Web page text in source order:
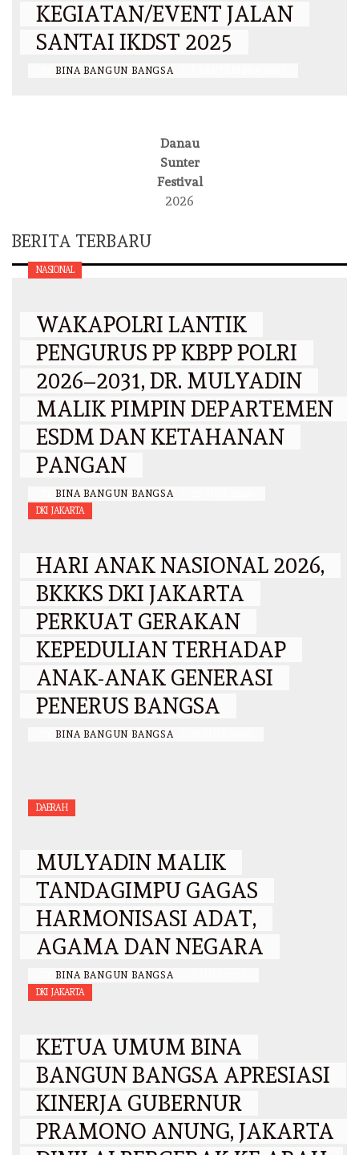
KEGIATAN/EVENT JALAN
SANTAI IKDST 2025
BINA BANGUN BANGSA
Danau
Sunter
Festival
2026
BERITA TERBARU
NASIONAL
WAKAPOLRI LANTIK
PENGURUS PP KBPP POLRI
2026–2031, DR. MULYADIN
MALIK PIMPIN DEPARTEMEN
ESDM DAN KETAHANAN
PANGAN
BINA BANGUN BANGSA
DKI JAKARTA
HARI ANAK NASIONAL 2026,
BKKKS DKI JAKARTA
PERKUAT GERAKAN
KEPEDULIAN TERHADAP
ANAK-ANAK GENERASI
PENERUS BANGSA
BINA BANGUN BANGSA
DAERAH
MULYADIN MALIK
TANDAGIMPU GAGAS
HARMONISASI ADAT,
AGAMA DAN NEGARA
BINA BANGUN BANGSA
DKI JAKARTA
KETUA UMUM BINA
BANGUN BANGSA APRESIASI
KINERJA GUBERNUR
PRAMONO ANUNG, JAKARTA